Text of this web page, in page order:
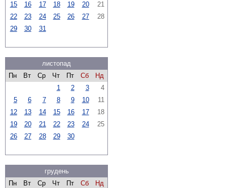
15
16 17 18 19 20
21
22
23 24 25 26 27
28
29
30 31
листопад
Пн
Вт Ср Чт Пт Сб
Нд
1
2 3
4
5
6 7 8 9 10
11
12
13 14 15 16 17
18
19
20 21 22 23 24
25
26
27 28 29 30
грудень
Пн
Вт Ср Чт Пт Сб
Нд